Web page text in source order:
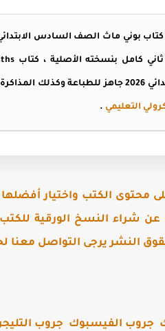
تحميل كتاب بوني ماث للصف السادس الابتدائي 2026
التعليمي .
محتوى الكتب واختيار
عن شراء النسخ الورقية
النشر يرجى التواصل معنا
جروب الفيسبوك جروب